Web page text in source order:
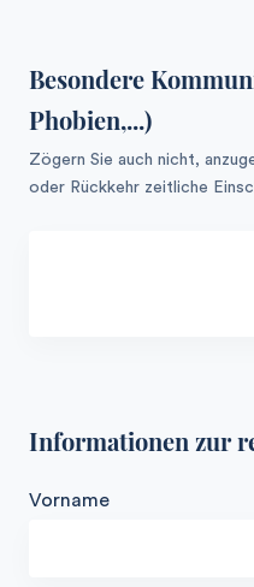
Besondere
Phobien,...)
Zögern Sie auch nicht,
oder Rückkehr zeitliche
Informationen zur
Vorname